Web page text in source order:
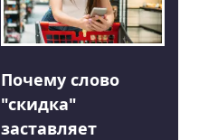
Почему слово
"скидка"
заставляет